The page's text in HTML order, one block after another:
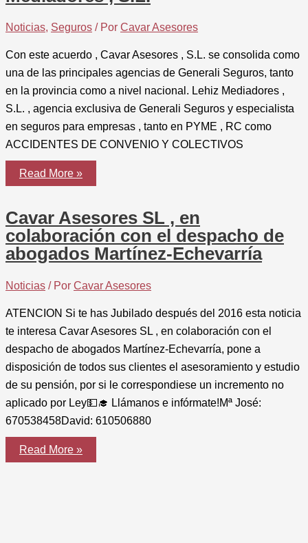
Noticias, Seguros / Por Cavar Asesores
Con este acuerdo , Cavar Asesores , S.L. se consolida como
una de las principales agencias de Generali Seguros, tanto
en la provincia como a nivel nacional. Lehiz Mediadores ,
S.L. , agencia exclusiva de Generali Seguros y especialista
en seguros para empresas , tanto en PYME , RC como
ACCIDENTES DE CONVENIO Y COLECTIVOS
Cavar
Asesores
firma
un
acuerdo
de
integración
Lehiz
Mediadores
S.L.
Read More »
Cavar Asesores SL , en
colaboración con el despacho de
abogados Martínez-Echevarría
Noticias / Por Cavar Asesores
ATENCION Si te has Jubilado después del 2016 esta noticia
te interesa Cavar Asesores SL , en colaboración con el
despacho de abogados Martínez-Echevarría, pone a
disposición de todos sus clientes el asesoramiento y estudio
de su pensión, por si le correspondiese un incremento no
aplicado por Ley💵‍🎓 Llámanos e infórmate!Mª José:
670538458David: 610506880
Cavar
Asesores
Read More »